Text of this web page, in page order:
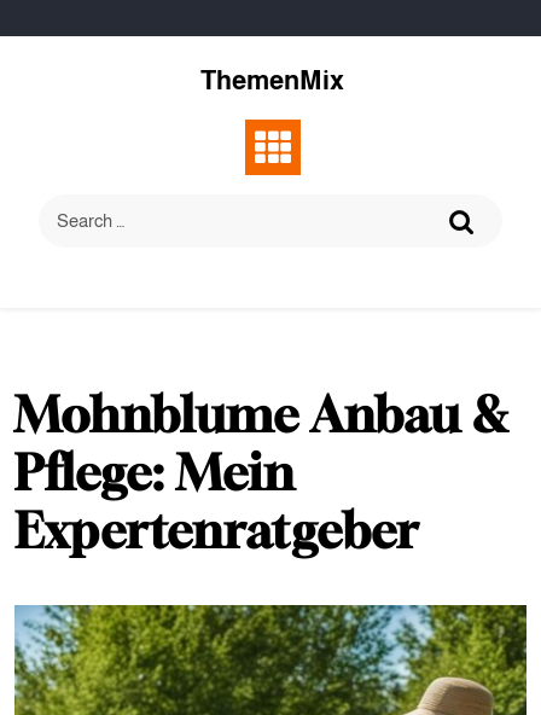
to
ThemenMix
Mohnblume Anbau &
Pflege: Mein
Expertenratgeber